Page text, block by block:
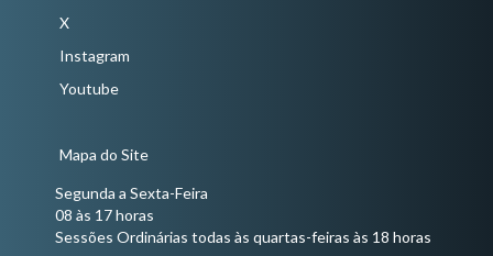
X
Instagram
Youtube
Mapa do Site
Segunda a Sexta-Feira
08 às 17 horas
Sessões Ordinárias todas às quartas-feiras às 18 horas